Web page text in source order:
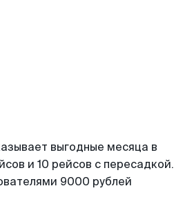
выгодные месяца в
и 10 рейсов с пересадкой.
9000 рублей